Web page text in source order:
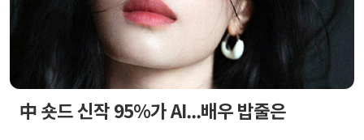
中 숏드 신작 95%가 AI...배우 밥줄은